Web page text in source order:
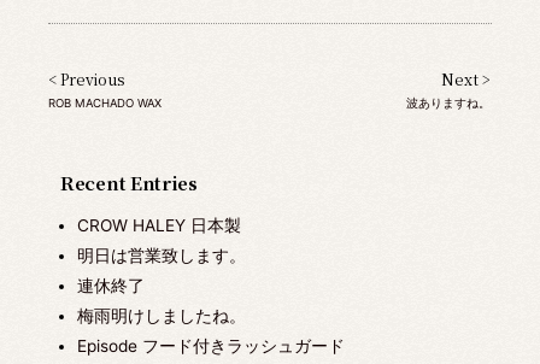
Recent Entries
CROW HALEY 日本製
明日は営業致します。
連休終了
梅雨明けしましたね。
Episode フード付きラッシュガード
< Previous
ROB MACHADO WAX
Next >
波ありますね。